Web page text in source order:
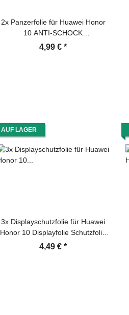
2x Panzerfolie für Huawei Honor
10 ANTI-SCHOCK
Displayschutzfolie Folie MATT
4,99 € *
AUF LAGER
3x Displayschutzfolie für Huawei
Honor 10 Displayfolie Schutzfolie
HD ULTRA KLAR
4,49 € *